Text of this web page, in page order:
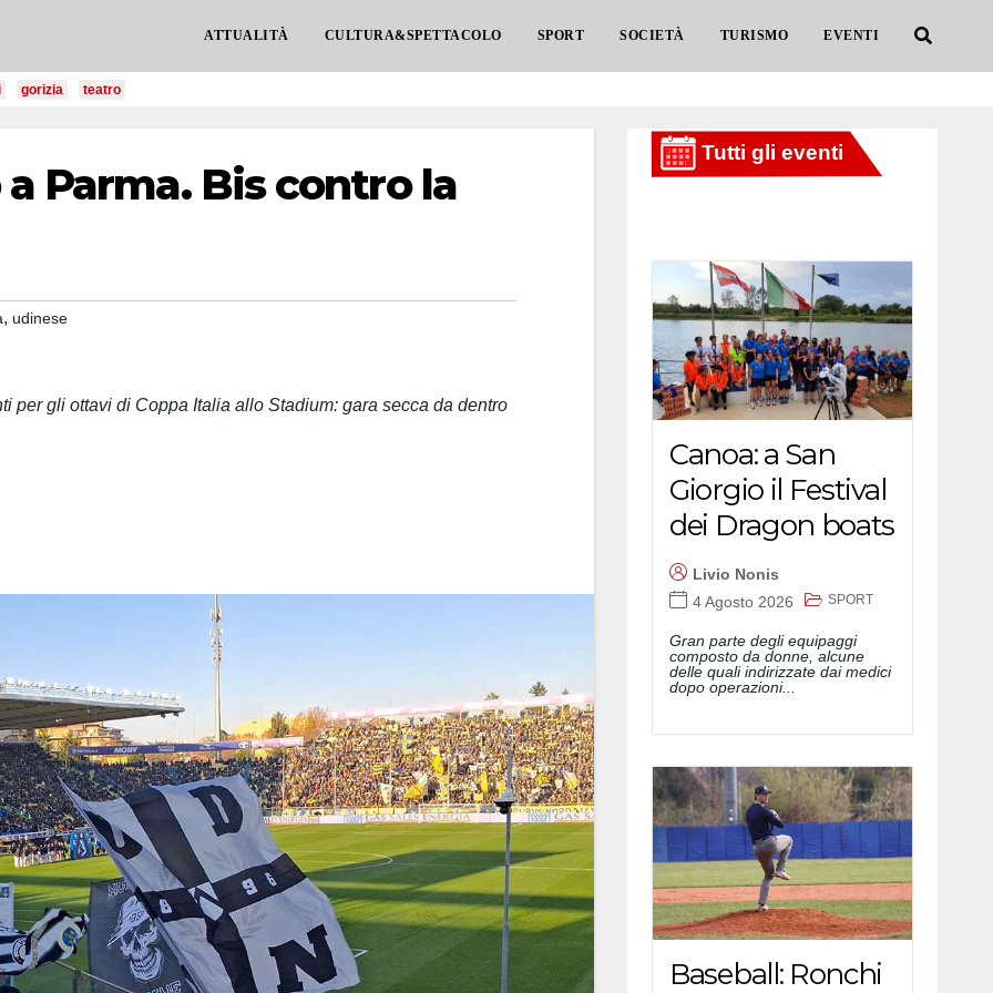
ATTUALITÀ CULTURA&SPETTACOLO SPORT SOCIETÀ TURISMO EVENTI
gorizia teatro
Parma. Bis contro la
, udinese
per gli ottavi di Coppa Italia allo Stadium: gara secca da dentro
Canoa: a San
Giorgio il Festival
dei Dragon boats
Livio Nonis
4 Agosto 2026
SPORT
Gran parte degli equipaggi
composto da donne, alcune
delle quali indirizzate dai medici
dopo operazioni...
Baseball: Ronchi